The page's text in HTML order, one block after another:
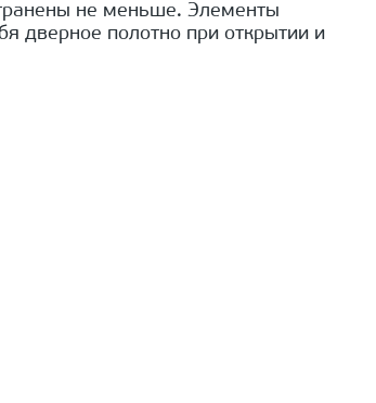
не меньше. Элементы
дверное полотно при открытии и